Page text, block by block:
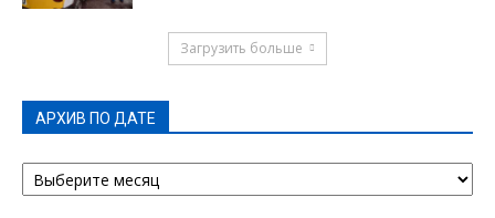
Загрузить больше
АРХИВ ПО ДАТЕ
АРХИВ
ПО